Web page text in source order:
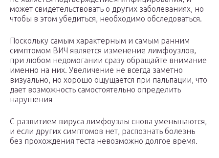
может свидетельствовать о других заболеваниях, но
чтобы в этом убедиться, необходимо обследоваться.
Поскольку самым характерным и самым ранним
симптомом ВИЧ является изменение лимфоузлов,
при любом недомогании сразу обращайте внимание
именно на них. Увеличение не всегда заметно
визуально, но хорошо ощущается при пальпации, что
дает возможность самостоятельно определить
нарушения
С развитием вируса лимфоузлы снова уменьшаются,
и если других симптомов нет, распознать болезнь
без прохождения теста невозможно долгое время.